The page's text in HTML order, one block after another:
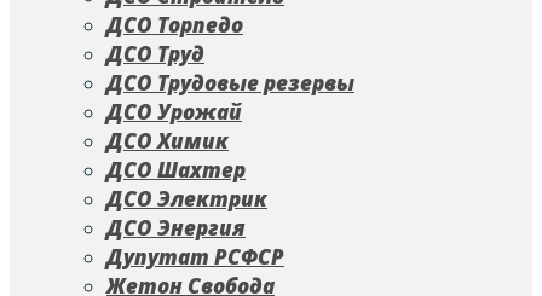
ДСО Торпедо
ДСО Труд
ДСО Трудовые резервы
ДСО Урожай
ДСО Химик
ДСО Шахтер
ДСО Электрик
ДСО Энергия
Дупутат РСФСР
Жетон Свобода